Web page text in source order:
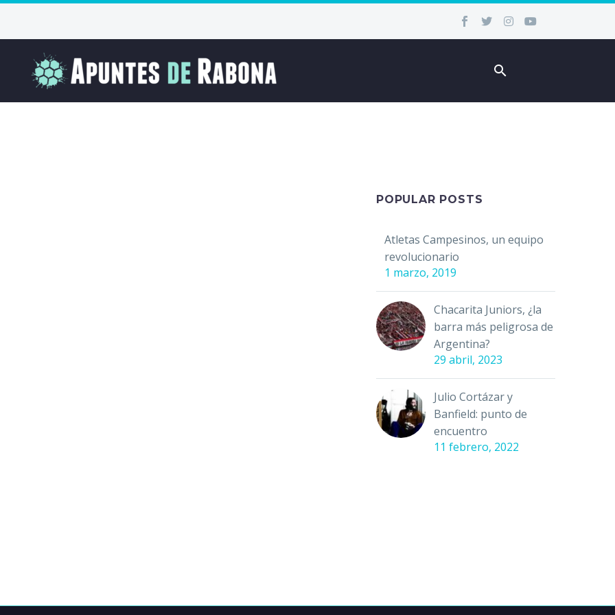
POPULAR POSTS
Atletas Campesinos, un equipo
revolucionario
1 marzo, 2019
Chacarita Juniors, ¿la
barra más peligrosa de
Argentina?
29 abril, 2023
Julio Cortázar y
Banfield: punto de
encuentro
11 febrero, 2022